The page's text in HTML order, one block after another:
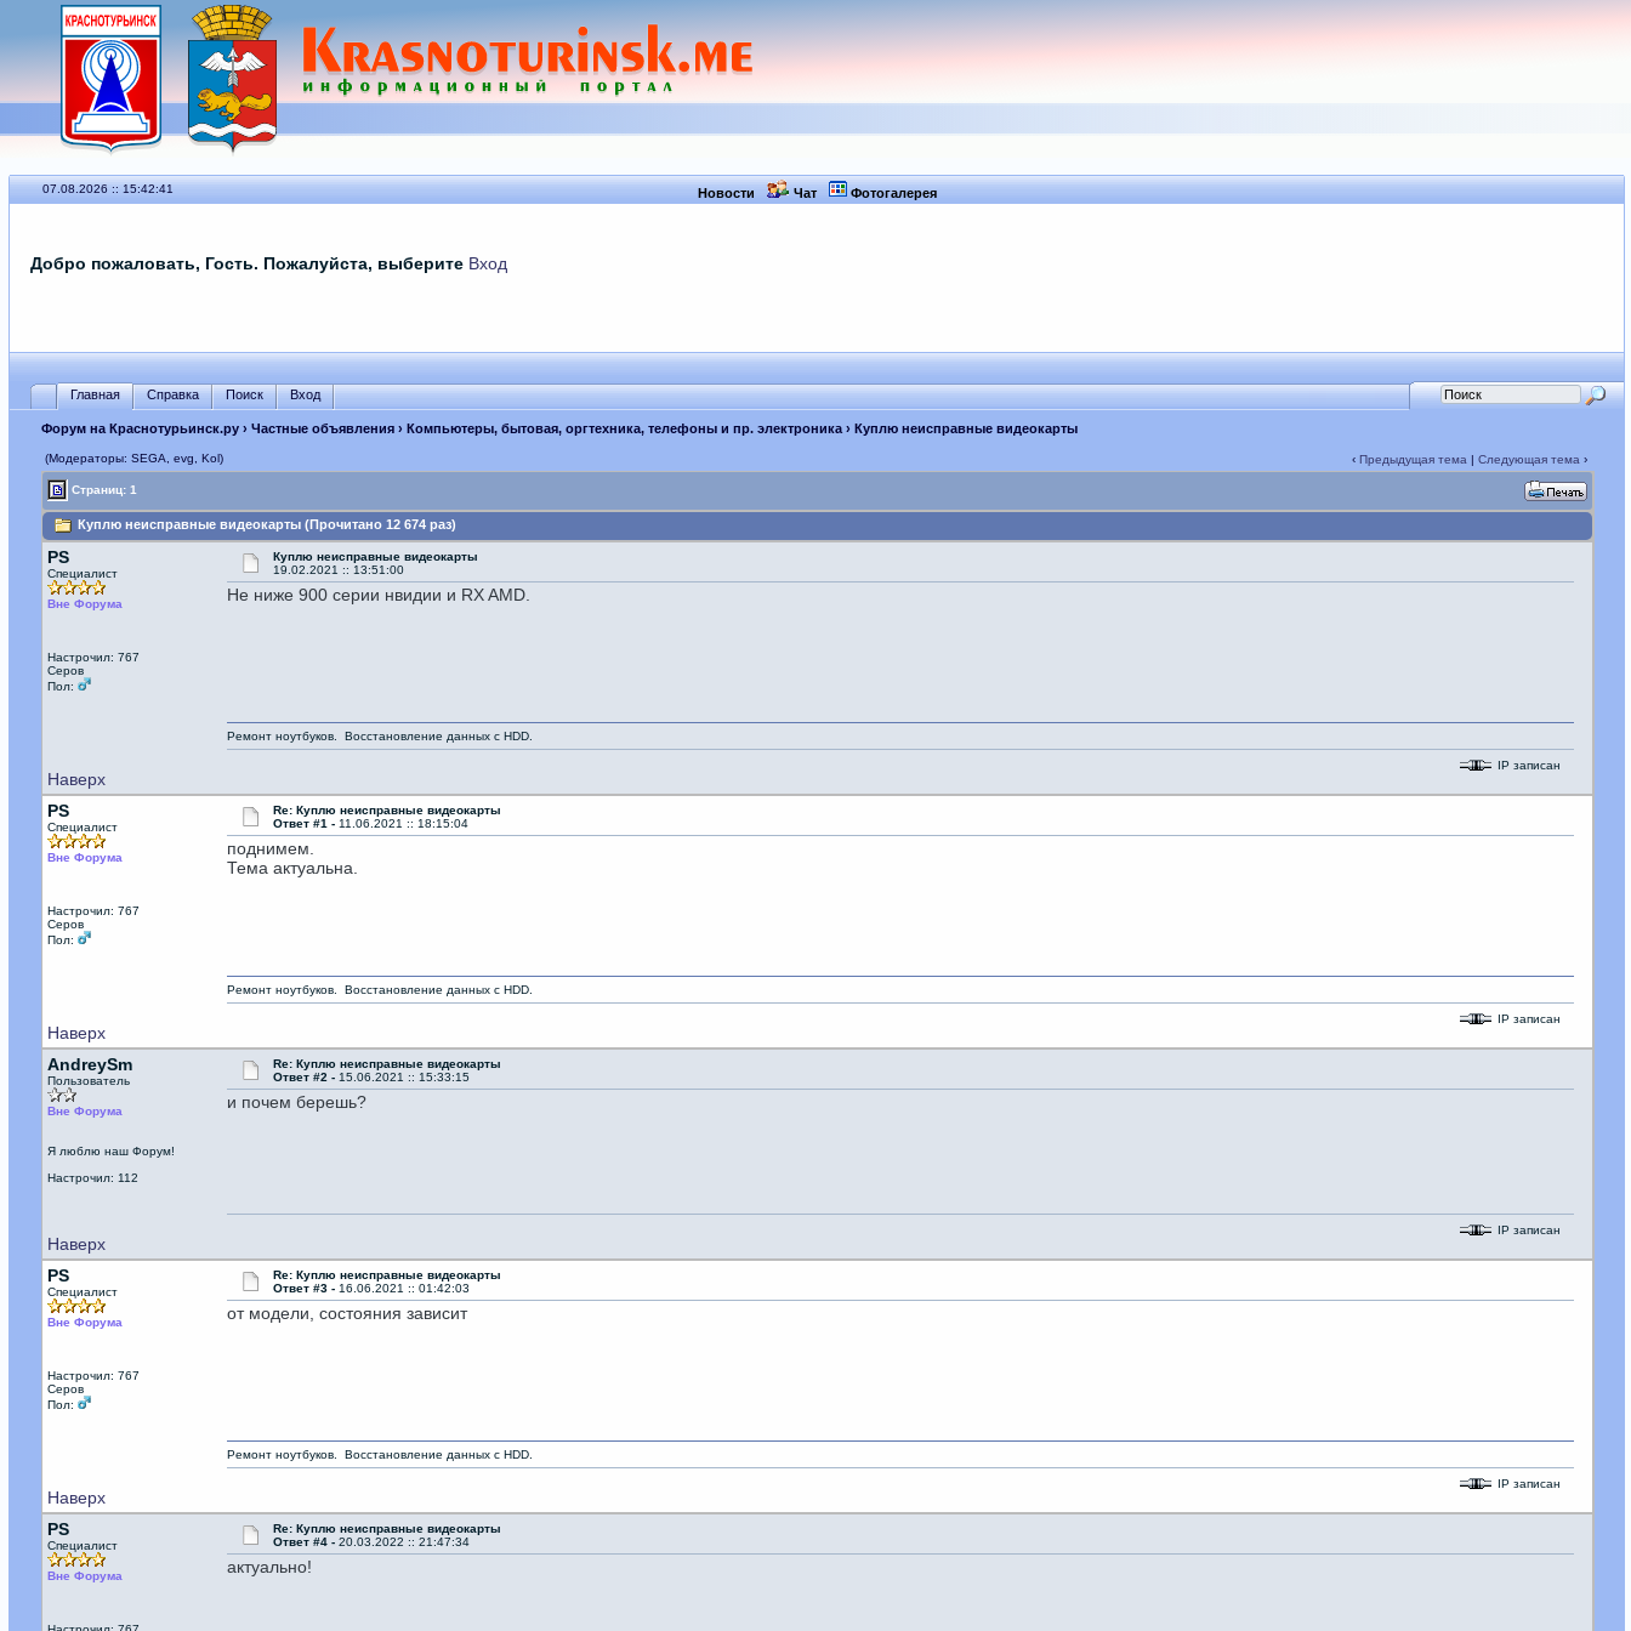
07.08.2026 :: 15:42:41 Новости Чат Фотогалерея
Добро пожаловать, Гость. Пожалуйста, выберите Вход
Главная Справка Поиск Вход
Форум на Краснотурьинск.ру› Частные объявления› Компьютеры, бытовая, оргтехника, телефоны и пр. электроника› Куплю неисправные видеокарты
(Модераторы: SEGА, evg, Kol) ‹Предыдущая тема |Следующая тема ›
Страниц: 1
Куплю неисправные видеокарты (Прочитано 12 674 раз)
PS
Специалист
Вне Форума
Настрочил: 767
Серов
Пол:
Куплю неисправные видеокарты
19.02.2021 :: 13:51:00
Не ниже 900 серии нвидии и RX AMD.
Наверх
Ремонт ноутбуков. Восстановление данных с HDD.
IP записан
PS
Специалист
Вне Форума
Настрочил: 767
Серов
Пол:
Re: Куплю неисправные видеокарты
Ответ #1 - 11.06.2021 :: 18:15:04
поднимем.
Тема актуальна.
Наверх
Ремонт ноутбуков. Восстановление данных с HDD.
IP записан
AndreySm
Пользователь
Вне Форума
Я люблю наш Форум!
Настрочил: 112
Re: Куплю неисправные видеокарты
Ответ #2 - 15.06.2021 :: 15:33:15
и почем берешь?
Наверх
IP записан
PS
Специалист
Вне Форума
Настрочил: 767
Серов
Пол:
Re: Куплю неисправные видеокарты
Ответ #3 - 16.06.2021 :: 01:42:03
от модели, состояния зависит
Наверх
Ремонт ноутбуков. Восстановление данных с HDD.
IP записан
PS
Специалист
Вне Форума
Re: Куплю неисправные видеокарты
Ответ #4 - 20.03.2022 :: 21:47:34
актуально!